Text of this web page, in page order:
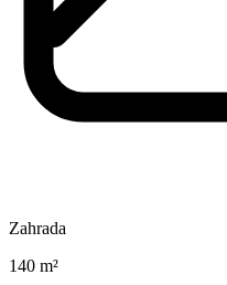
Zahrada
140 m²